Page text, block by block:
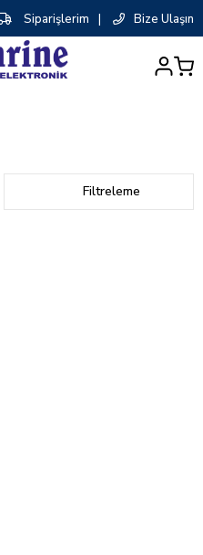
Siparişlerim | Bize Ulaşın
Filtreleme